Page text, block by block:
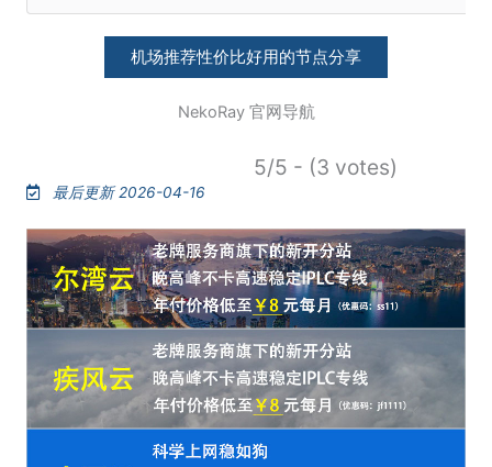
机场推荐性价比好用的节点分享
NekoRay 官网导航
5/5 - (3 votes)
最后更新 2026-04-16